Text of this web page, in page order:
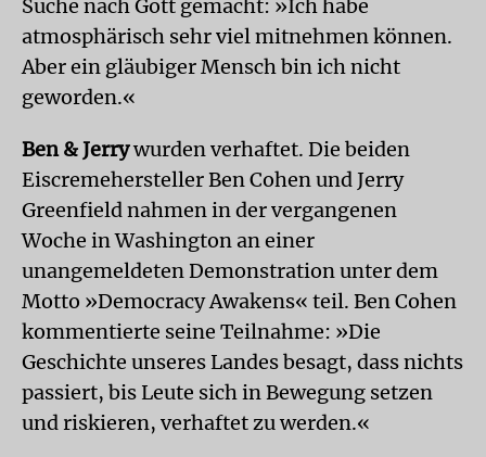
Suche nach Gott gemacht: »Ich habe
atmosphärisch sehr viel mitnehmen können.
Aber ein gläubiger Mensch bin ich nicht
geworden.«
Ben & Jerrywurden verhaftet. Die beiden
Eiscremehersteller Ben Cohen und Jerry
Greenfield nahmen in der vergangenen
Woche in Washington an einer
unangemeldeten Demonstration unter dem
Motto »Democracy Awakens« teil. Ben Cohen
kommentierte seine Teilnahme: »Die
Geschichte unseres Landes besagt, dass nichts
passiert, bis Leute sich in Bewegung setzen
und riskieren, verhaftet zu werden.«